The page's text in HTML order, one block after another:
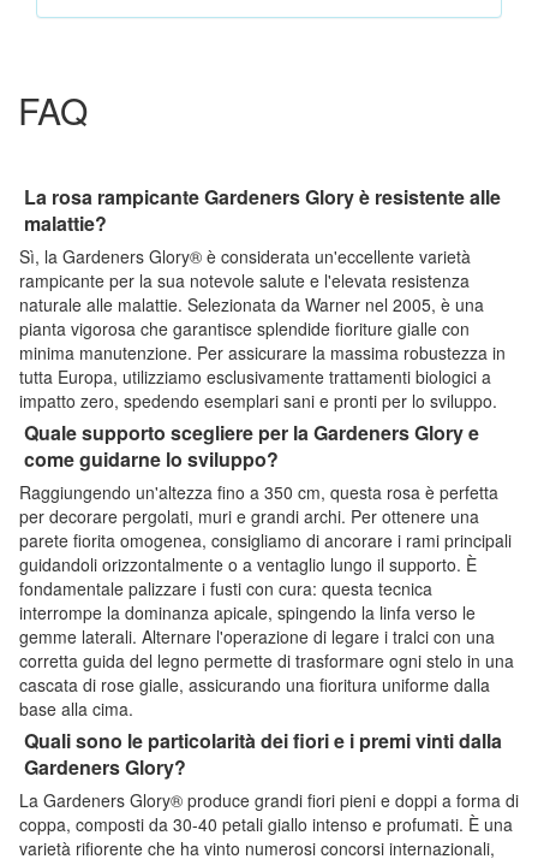
FAQ
La rosa rampicante Gardeners Glory è resistente alle
malattie?
Sì, la Gardeners Glory® è considerata un'eccellente varietà
rampicante per la sua notevole salute e l'elevata resistenza
naturale alle malattie. Selezionata da Warner nel 2005, è una
pianta vigorosa che garantisce splendide fioriture gialle con
minima manutenzione. Per assicurare la massima robustezza in
tutta Europa, utilizziamo esclusivamente trattamenti biologici a
impatto zero, spedendo esemplari sani e pronti per lo sviluppo.
Quale supporto scegliere per la Gardeners Glory e
come guidarne lo sviluppo?
Raggiungendo un'altezza fino a 350 cm, questa rosa è perfetta
per decorare pergolati, muri e grandi archi. Per ottenere una
parete fiorita omogenea, consigliamo di ancorare i rami principali
guidandoli orizzontalmente o a ventaglio lungo il supporto. È
fondamentale palizzare i fusti con cura: questa tecnica
interrompe la dominanza apicale, spingendo la linfa verso le
gemme laterali. Alternare l'operazione di legare i tralci con una
corretta guida del legno permette di trasformare ogni stelo in una
cascata di rose gialle, assicurando una fioritura uniforme dalla
base alla cima.
Quali sono le particolarità dei fiori e i premi vinti dalla
Gardeners Glory?
La Gardeners Glory® produce grandi fiori pieni e doppi a forma di
coppa, composti da 30-40 petali giallo intenso e profumati. È una
varietà rifiorente che ha vinto numerosi concorsi internazionali,